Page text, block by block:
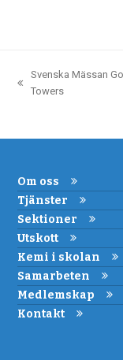
previous
Svenska Mässan
Towers
Om oss
Tjänster
Sektioner
Utskott
Kemi i skolan
Samarbeten
Medlemskap
Kontakt